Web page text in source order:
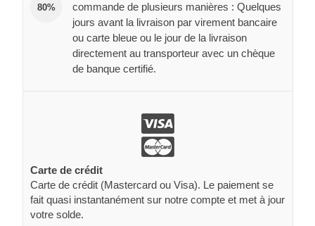
80%
commande de plusieurs manières : Quelques
jours avant la livraison par virement bancaire
ou carte bleue ou le jour de la livraison
directement au transporteur avec un chèque
de banque certifié.
Carte de crédit
Carte de crédit (Mastercard ou Visa). Le paiement se
fait quasi instantanément sur notre compte et met à jour
votre solde.